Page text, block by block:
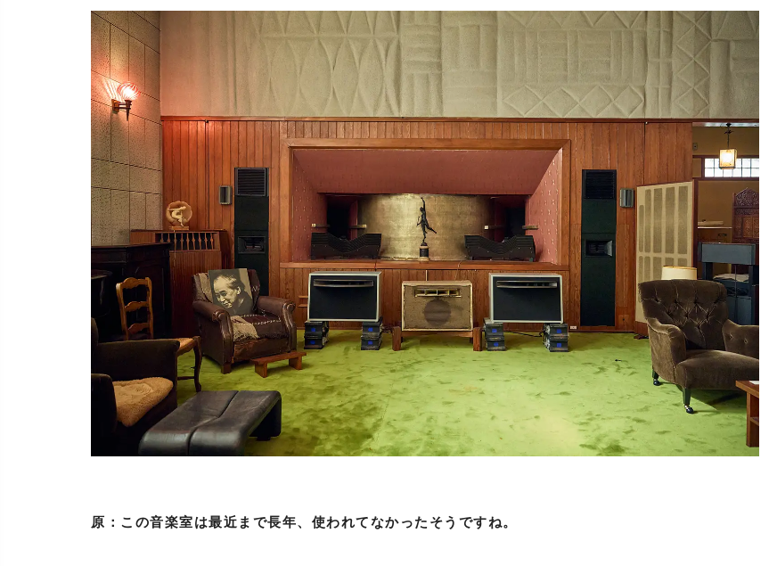
原：この音楽室は最近まで長年、使われてなかったそうですね。